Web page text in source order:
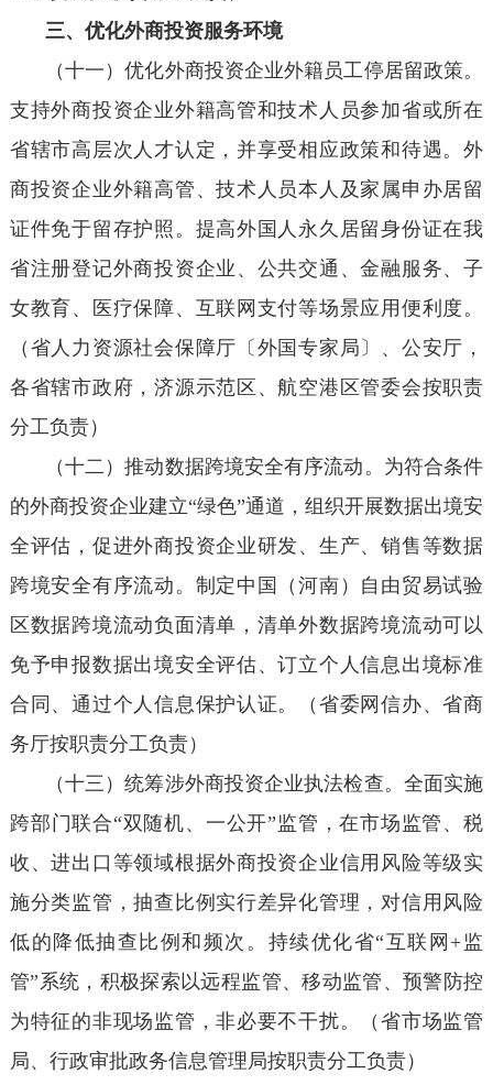
三、优化外商投资服务环境
（十一）优化外商投资企业外籍员工停居留政策。
支持外商投资企业外籍高管和技术人员参加省或所在
省辖市高层次人才认定，并享受相应政策和待遇。外
商投资企业外籍高管、技术人员本人及家属申办居留
证件免于留存护照。提高外国人永久居留身份证在我
省注册登记外商投资企业、公共交通、金融服务、子
女教育、医疗保障、互联网支付等场景应用便利度。
（省人力资源社会保障厅〔外国专家局〕、公安厅，
各省辖市政府，济源示范区、航空港区管委会按职责
分工负责）
（十二）推动数据跨境安全有序流动。为符合条件
的外商投资企业建立“绿色”通道，组织开展数据出境安
全评估，促进外商投资企业研发、生产、销售等数据
跨境安全有序流动。制定中国（河南）自由贸易试验
区数据跨境流动负面清单，清单外数据跨境流动可以
免予申报数据出境安全评估、订立个人信息出境标准
合同、通过个人信息保护认证。（省委网信办、省商
务厅按职责分工负责）
（十三）统筹涉外商投资企业执法检查。全面实施
跨部门联合“双随机、一公开”监管，在市场监管、税
收、进出口等领域根据外商投资企业信用风险等级实
施分类监管，抽查比例实行差异化管理，对信用风险
低的降低抽查比例和频次。持续优化省“互联网+监
管”系统，积极探索以远程监管、移动监管、预警防控
为特征的非现场监管，非必要不干扰。（省市场监管
局、行政审批政务信息管理局按职责分工负责）